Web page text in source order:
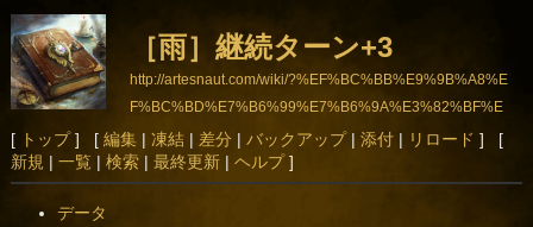
［雨］継続ターン+3
http://artesnaut.com/wiki/?%EF%BC%BB%E9%9B%A8%E
F%BC%BD%E7%B6%99%E7%B6%9A%E3%82%BF%E
3%83%BC%E3%83%B3%2B3
[ トップ] [ 編集| 凍結| 差分 | バックアップ| 添付| リロード ] [
新規 | 一覧 | 検索| 最終更新| ヘルプ]
データ